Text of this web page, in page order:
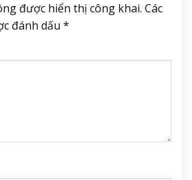
được hiển thị công khai. Các
đánh dấu *